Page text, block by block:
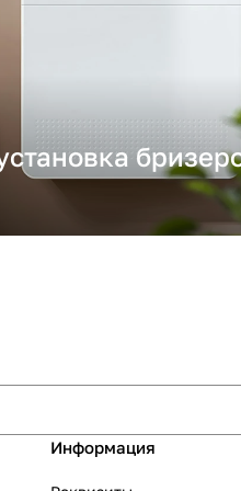
Информация